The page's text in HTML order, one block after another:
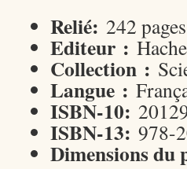
Relié: 242 pages
Editeur :
Collection :
Langue :
ISBN-10:
ISBN-13: 978-
Dimensions du